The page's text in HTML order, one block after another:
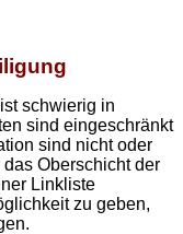
schwierig in
sind eingeschränkt
sind nicht oder
Oberschicht der
Linkliste
zu geben,